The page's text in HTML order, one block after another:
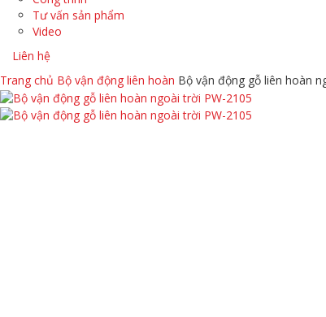
Tư vấn sản phẩm
Video
Liên hệ
Trang chủ Bộ vận động liên hoàn Bộ vận động gỗ liên hoàn